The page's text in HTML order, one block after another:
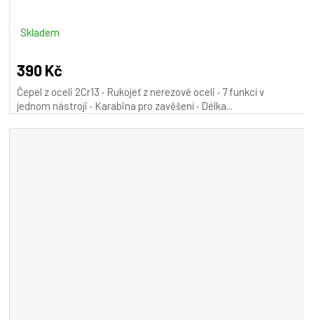
Skladem
390 Kč
Čepel z oceli 2Cr13 · Rukojeť z nerezové oceli · 7 funkcí v
jednom nástroji · Karabina pro zavěšení · Délka...